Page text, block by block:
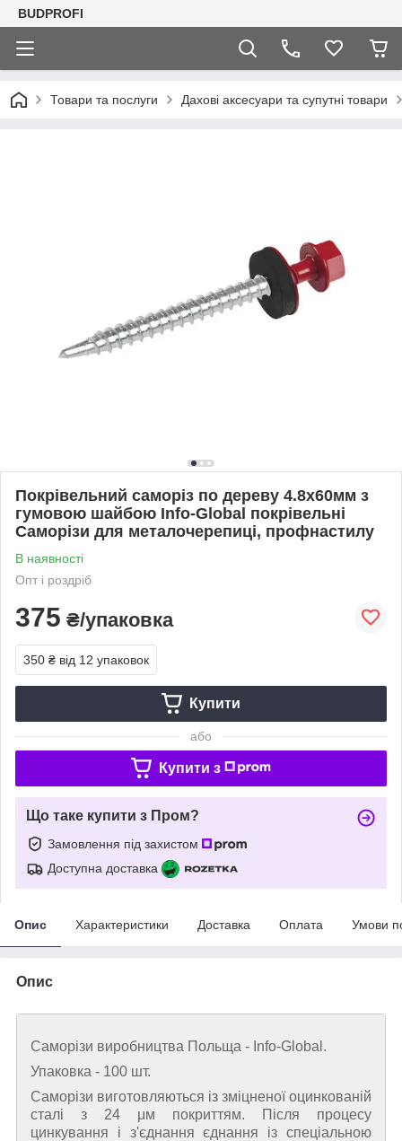
BUDPROFI
Товари та послуги Дахові аксесуари та супутні товари
Покрівельний саморіз по дереву 4.8x60мм з
гумовою шайбою Info-Global покрівельні
Саморізи для металочерепиці, профнастилу
В наявності
Опт і роздріб
375 ₴/упаковка
350 ₴ від 12 упаковок
Купити
або
Купити з
Що таке купити з Пром?
Замовлення під захистом
Доступна доставка
Опис Характеристики Доставка Оплата Умови
Опис
Саморізи виробництва Польща - Info-Global.
Упаковка - 100 шт.
Саморізи виготовляються із зміцненої оцинкованій
сталі з 24 μм покриттям. Після процесу
цинкування і з'єднання єднання із спеціальною